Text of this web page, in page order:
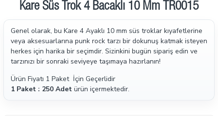
Ön Sipariş
Kare Süs Trok 4 Bacaklı 10 Mm TR0015
Genel olarak, bu Kare 4 Ayaklı 10 mm süs troklar kıyafetlerine
veya aksesuarlarına punk rock tarzı bir dokunuş katmak isteyen
herkes için harika bir seçimdir. Sizinkini bugün sipariş edin ve
tarzınızı bir sonraki seviyeye taşımaya hazırlanın!
Ürün Fiyatı 1 Paket İçin Geçerlidir
1 Paket : 250 Adet ürün içermektedir.